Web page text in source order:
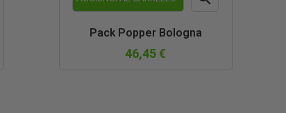
Pack Popper Bologna
46,45 €